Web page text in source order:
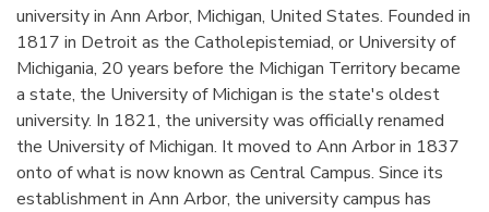
university in Ann Arbor, Michigan, United States. Founded in
1817 in Detroit as the Catholepistemiad, or University of
Michigania, 20 years before the Michigan Territory became
a state, the University of Michigan is the state's oldest
university. In 1821, the university was officially renamed
the University of Michigan. It moved to Ann Arbor in 1837
onto of what is now known as Central Campus. Since its
establishment in Ann Arbor, the university campus has